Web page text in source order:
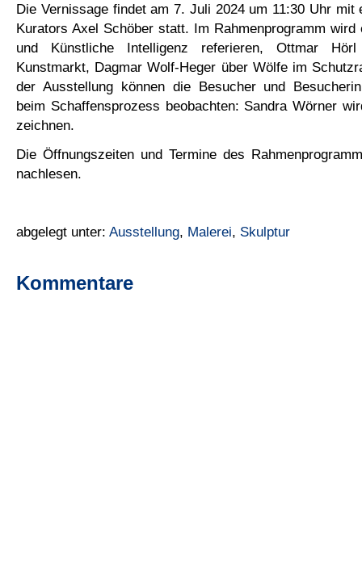
Die Vernissage findet am 7. Juli 2024 um 11:30 Uhr mit
Kurators Axel Schöber statt. Im Rahmenprogramm
und Künstliche Intelligenz referieren, Ottmar
Kunstmarkt, Dagmar Wolf-Heger über Wölfe im
der Ausstellung können die Besucher und
beim Schaffensprozess beobachten: Sandra Wörner
zeichnen.
Die Öffnungszeiten und Termine des
nachlesen.
abgelegt unter: Ausstellung, Malerei, Skulptur
Kommentare